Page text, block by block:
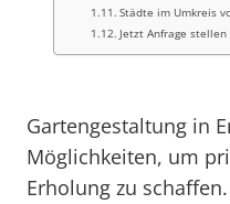
Städte im Umkreis
Jetzt Anfrage stellen
Gartengestaltung in
Möglichkeiten, um
Erholung zu